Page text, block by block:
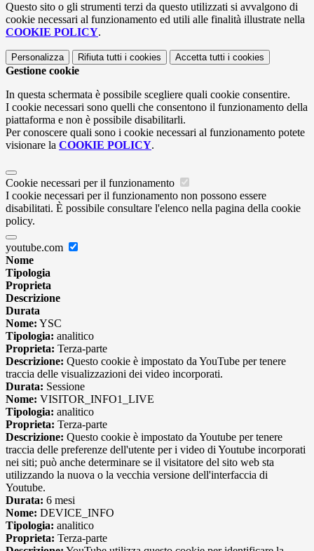
Questo sito o gli strumenti terzi da questo utilizzati si avvalgono di
cookie necessari al funzionamento ed utili alle finalità illustrate nella
COOKIE POLICY.
Personalizza Rifiuta tutti i cookies Accetta tutti i cookies
Gestione cookie
In questa schermata è possibile scegliere quali cookie consentire.
I cookie necessari sono quelli che consentono il funzionamento della
piattaforma e non è possibile disabilitarli.
Per conoscere quali sono i cookie necessari al funzionamento potete
visionare la COOKIE POLICY.
Cookie necessari per il funzionamento
I cookie necessari per il funzionamento non possono essere
disabilitati. È possibile consultare l'elenco nella pagina della cookie
policy.
youtube.com
Nome
Tipologia
Proprieta
Descrizione
Durata
Nome: YSC
Tipologia: analitico
Proprieta: Terza-parte
Descrizione: Questo cookie è impostato da YouTube per tenere
traccia delle visualizzazioni dei video incorporati.
Durata: Sessione
Nome: VISITOR_INFO1_LIVE
Tipologia: analitico
Proprieta: Terza-parte
Descrizione: Questo cookie è impostato da Youtube per tenere
traccia delle preferenze dell'utente per i video di Youtube incorporati
nei siti; può anche determinare se il visitatore del sito web sta
utilizzando la nuova o la vecchia versione dell'interfaccia di
Youtube.
Durata: 6 mesi
Nome: DEVICE_INFO
Tipologia: analitico
Proprieta: Terza-parte